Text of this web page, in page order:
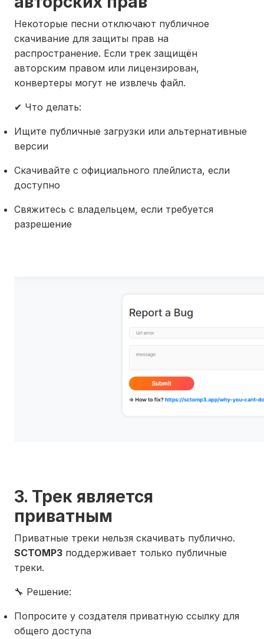
Некоторые песни отключают публичное
скачивание для защиты прав на
распространение. Если трек защищён
авторским правом или лицензирован,
конвертеры могут не извлечь файл.
✔ Что делать:
Ищите публичные загрузки или альтернативные
версии
Скачивайте с официального плейлиста, если
доступно
Свяжитесь с владельцем, если требуется
разрешение
3. Трек является
приватным
Приватные треки нельзя скачивать публично.
SCTOMP3поддерживает только публичные
треки.
🔧 Решение:
Попросите у создателя приватную ссылку для
общего доступа